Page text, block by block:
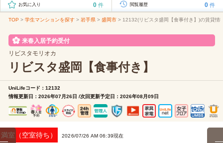
お気に入り 0 件 閲覧履歴 0 件
TOP > 学生マンションを探す > 岩手県 > 盛岡市 > 12132(リビスタ盛岡【食事付き】)の賃貸情
来春入居予約受付
リビスタモリオカ
リビスタ盛岡【食事付き】
UniLifeコード：12132
情報更新日：2026年07月26日 /次回更新予定日：2026年08月09日
満室（空室待ち） 2026/07/26 AM 06:39現在